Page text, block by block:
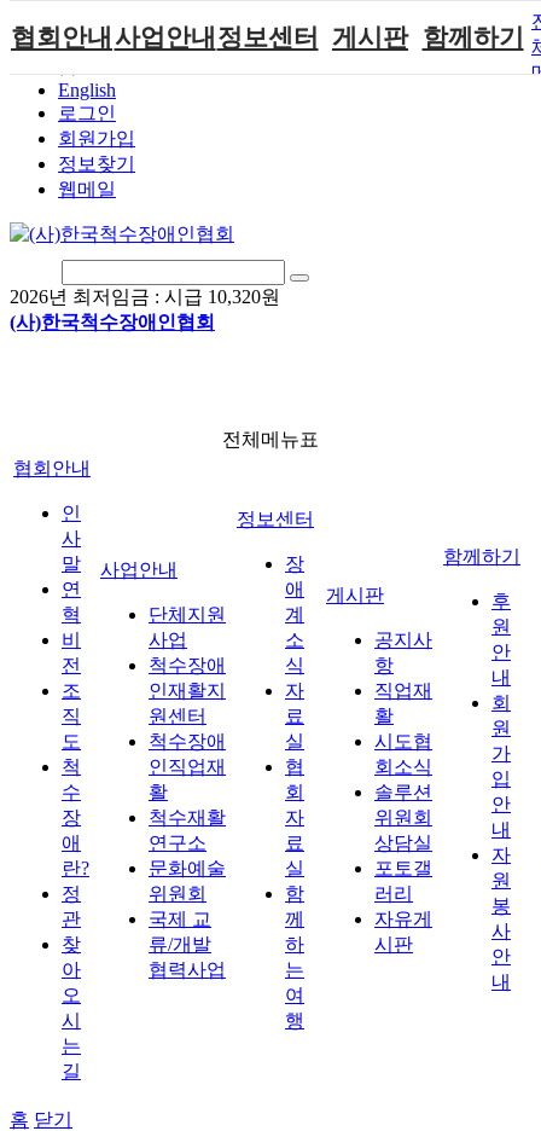
본문 바로가기
English
로그인
회원가입
정보찾기
웹메일
2026년 최저임금 : 시급 10,320원
(사)한국척수장애인협회
협회안내
인사말
연혁
비전
조직도
척수장애란?
찾아오시는길
사업안내
단체지원사업
척수장애인재
활지원센터
척수장애인직
문화예술위원
회
정보센터 게시판 함께하기
전체메뉴표
협회안내
인
사
말
연
혁
비
전
조
직
도
척
수
장
애
란?
정
관
찾
아
오
시
는
길
사업안내
단체지원
사업
척수장애
인재활지
원센터
척수장애
인직업재
활
척수재활
연구소
문화예술
위원회
국제 교
류/개발
협력사업
정보센터
장
애
계
소
식
자
료
실
협
회
자
료
실
함
께
하
는
여
행
게시판
공지사
항
직업재
활
시도협
회소식
솔루션
위원회
상담실
포토갤
러리
자유게
시판
함께하기
후
원
안
내
회
원
가
입
안
내
자
원
봉
사
안
내
홈 닫기